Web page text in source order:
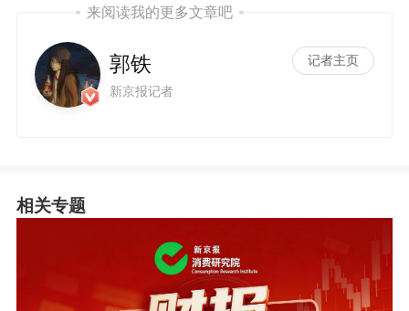
来阅读我的更多文章吧
郭铁
新京报记者
记者主页
相关专题